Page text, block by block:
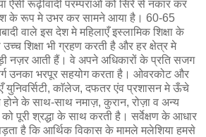
ऐसी रूढ़ीवादी परम्पराओं को सिरे से नकार कर
के रूप मे उभर कर सामने आया है। 60-65
वाले इस देश मे महिलाएँ इस्लामिक शिक्षा के
शिक्षा भी ग्रहण करती है और हर क्षेत्र मे
नज़र आती हैं। वे अपने अधिकारों के प्रति सजग
उनका भरपूर सहयोग करता है। ओवरकोट और
युनिवर्सिटी, काॅलेज, दफतर एंव प्रशासन मे ऊँचे
होने के साथ-साथ नमाज़, कुरान, रोज़ा व अन्य
पूरी श्रद्धा के साथ करती है। सर्वेक्षण के आधार
है कि आर्थिक विकास के मामले मलेशिया हमसे